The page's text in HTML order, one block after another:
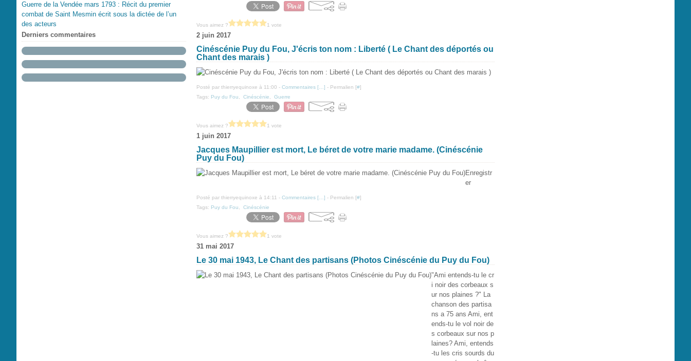
Guerre de la Vendée mars 1793 : Récit du premier
combat de Saint Mesmin écrit sous la dictée de l’un
des acteurs
Derniers commentaires
Vous aimez ? 1 vote
2 juin 2017
Cinéscénie Puy du Fou, J'écris ton nom : Liberté ( Le Chant des déportés ou
Chant des marais )
Posté par thierryequinoxe à 11:00 - Commentaires [ ] - Permalien [#]
Tags: Puy du Fou Cinéscénie Guerre
Vous aimez ? 1 vote
1 juin 2017
Jacques Maupillier est mort, Le béret de votre marie madame. (Cinéscénie
Puy du Fou)
Enregistr
er
Posté par thierryequinoxe à 14:11 - Commentaires [ ] - Permalien [#]
Tags: Puy du Fou Cinéscénie
Vous aimez ? 1 vote
31 mai 2017
Le 30 mai 1943, Le Chant des partisans (Photos Cinéscénie du Puy du Fou)
"Ami entends-tu le cr
i noir des corbeaux s
ur nos plaines ?" La
chanson des partisa
ns a 75 ans Ami, ent
ends-tu le vol noir de
s corbeaux sur nos p
laines? Ami, entends
-tu les cris sourds du